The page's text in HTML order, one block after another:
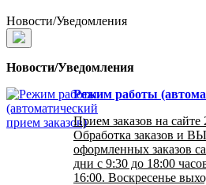
Новости/Уведомления
Новости/Уведомления
Режим работы
Прием заказов на сайте
Обработка заказов и
оформленных заказов
дни с 9:30 до 18:00
16:00. Воскресенье